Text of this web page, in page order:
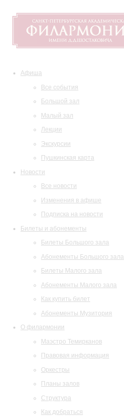
Афиша
Все события
Большой зал
Малый зал
Лекции
Экскурсии
Пушкинская карта
Новости
Все новости
Изменения в афише
Подписка на новости
Билеты и абонементы
Билеты Большого зала
Абонементы Большого зала
Билеты Малого зала
Абонементы Малого зала
Как купить билет
Абонементы Музитория
О филармонии
Маэстро Темирканов
Правовая информация
Оркестры
Планы залов
Структура
Как добраться